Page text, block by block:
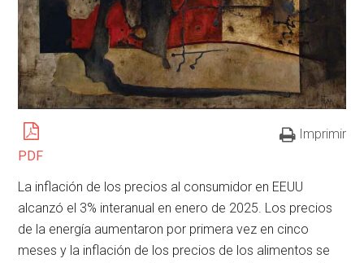
PDF
Imprimir
La inflación de los precios al consumidor en EEUU
alcanzó el 3% interanual en enero de 2025. Los precios
de la energía aumentaron por primera vez en cinco
meses y la inflación de los precios de los alimentos se